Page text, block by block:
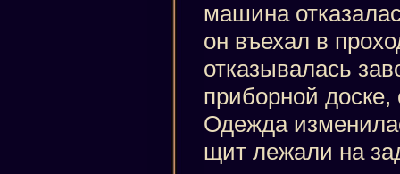
машина
он въехал в
отказывалась
приборной доске,
Одежда
щит лежали на